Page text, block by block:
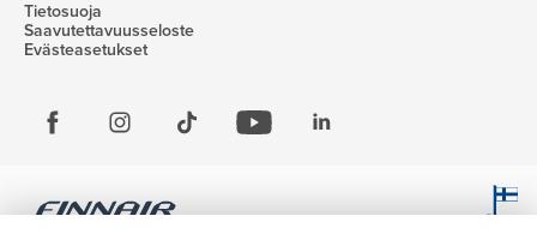
Tietosuoja
Saavutettavuusseloste
Evästeasetukset